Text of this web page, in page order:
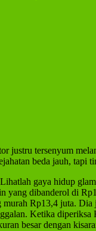
justru tersenyum
beda jauh, tapi
gaya hidup
dibanderol di
Rp13,4 juta.
Ketika
besar dengan